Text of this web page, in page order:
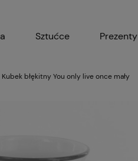
Sztućce Prezenty
Kubek błękitny You only live once mały